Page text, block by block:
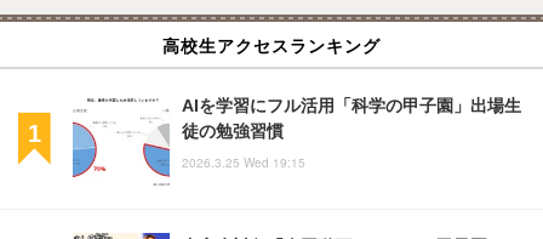
高校生アクセスランキング
AIを学習にフル活用「科学の甲子園」出場生
徒の勉強習慣
2026.3.25 Wed 19:15